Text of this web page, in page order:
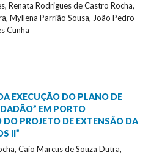
Renata Rodrigues de Castro Rocha,
Myllena Parrião Sousa, João Pedro
Cunha
EXECUÇÃO DO PLANO DE
EM PORTO
PROJETO DE EXTENSÃO DA
II”
Caio Marcus de Souza Dutra,